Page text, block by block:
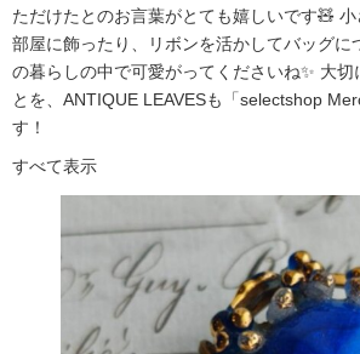
ただけたとのお言葉がとても嬉しいです🧸
部屋に飾ったり、リボンを活かしてバッグに
の暮らしの中で可愛がってくださいね✨ 大切
とを、ANTIQUE LEAVESも「selectshop
す！
すべて表示